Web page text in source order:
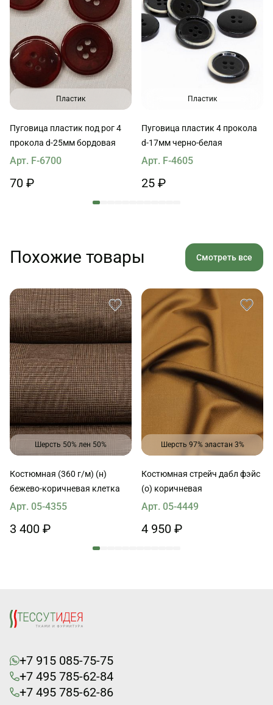
Пластик
Пуговица пластик под рог 4
прокола d-25мм бордовая
Арт. F-6700
70 ₽
Пластик
Пуговица пластик 4 прокола
d-17мм черно-белая
Арт. F-4605
25 ₽
Похожие товары Смотреть все
Шерсть 50% лен 50%
Костюмная (360 г/м) (н)
бежево-коричневая клетка
Арт. 05-4355
3 400 ₽
Шерсть 97% эластан 3%
Костюмная стрейч дабл фэйс
(о) коричневая
Арт. 05-4449
4 950 ₽
+7 915 085-75-75
+7 495 785-62-84
+7 495 785-62-86